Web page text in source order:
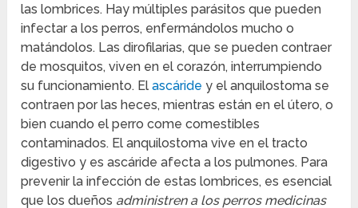
las lombrices. Hay múltiples parásitos que pueden
infectar a los perros, enfermándolos mucho o
matándolos. Las dirofilarias, que se pueden contraer
de mosquitos, viven en el corazón, interrumpiendo
su funcionamiento. Elascáride y el anquilostoma se
contraen por las heces, mientras están en el útero, o
bien cuando el perro come comestibles
contaminados. El anquilostoma vive en el tracto
digestivo y es ascáride afecta a los pulmones. Para
prevenir la infección de estas lombrices, es esencial
que los dueños administren a los perros medicinas